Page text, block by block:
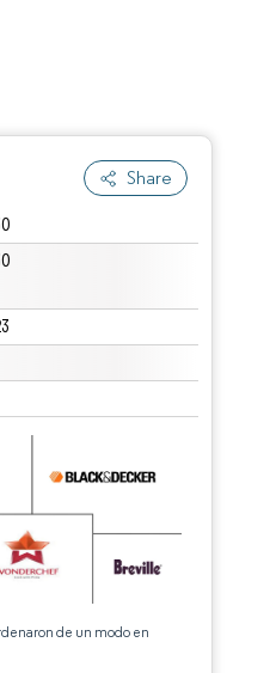
Share
de un modo en